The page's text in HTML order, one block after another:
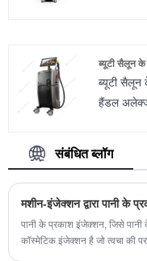
ब्यूटी सैलून
ब्यूटी सैलून
हैंडल
गया एक
अनुलग्नकों
कॉस्मेटिक
करता है।
संबंधित ब्लॉग
मशीन-इंजेक्शन द्वारा पानी के
पानी के प्रकाश इंजेक्शन, जिसे
कॉस्मेटिक इंजेक्शन है जो त्वचा की